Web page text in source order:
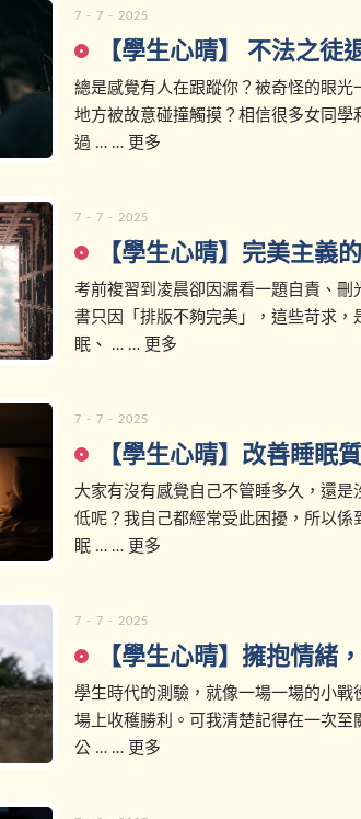
7 - 7 - 2025
【學生心晴】 不法之徒
總是感覺有人在跟蹤你？被奇怪的眼光
地方被故意碰撞觸摸？相信很多女同學
過 … … 更多
7 - 7 - 2025
【學生心晴】完美主義
考前複習到凌晨卻因漏看一題自責、刪
書只因「排版不夠完美」，這些苛求，
眠、 … … 更多
7 - 7 - 2025
【學生心晴】改善睡眠
大家有沒有感覺自己不管睡多久，還是
低呢？我自己都經常受此困擾，所以係
眠 … … 更多
7 - 7 - 2025
【學生心晴】擁抱情緒
學生時代的測驗，就像一場一場的小戰
場上收穫勝利。可我清楚記得在一次至
公 … … 更多